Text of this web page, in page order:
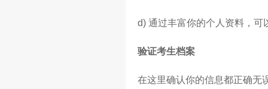
d) 通过丰富你的个人资料，
验证考生档案
在这里确认你的信息都正确无